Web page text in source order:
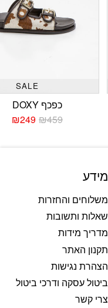
SALE
כפכף DOXY
₪459
₪249
מידע
משלוחים והחזרות
שאלות ותשובות
מדריך מידות
תקנון האתר
הצהרת נגישות
ביטול עסקה ודרכי ביטול
צרי קשר